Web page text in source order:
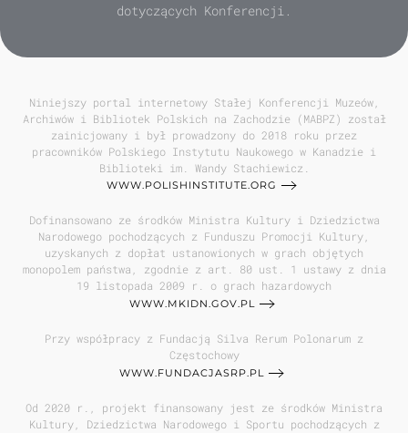
dotyczących Konferencji.
Niniejszy portal internetowy Stałej Konferencji Muzeów,
Archiwów i Bibliotek Polskich na Zachodzie (MABPZ) został
zainicjowany i był prowadzony do 2018 roku przez
pracowników Polskiego Instytutu Naukowego w Kanadzie i
Biblioteki im. Wandy Stachiewicz.
WWW.POLISHINSTITUTE.ORG
Dofinansowano ze środków Ministra Kultury i Dziedzictwa
Narodowego pochodzących z Funduszu Promocji Kultury,
uzyskanych z dopłat ustanowionych w grach objętych
monopolem państwa, zgodnie z art. 80 ust. 1 ustawy z dnia
19 listopada 2009 r. o grach hazardowych
WWW.MKIDN.GOV.PL
Przy współpracy z Fundacją Silva Rerum Polonarum z
Częstochowy
WWW.FUNDACJASRP.PL
Od 2020 r., projekt finansowany jest ze środków Ministra
Kultury, Dziedzictwa Narodowego i Sportu pochodzących z